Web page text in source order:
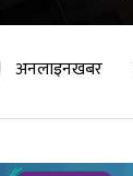
अनलाइनखबर